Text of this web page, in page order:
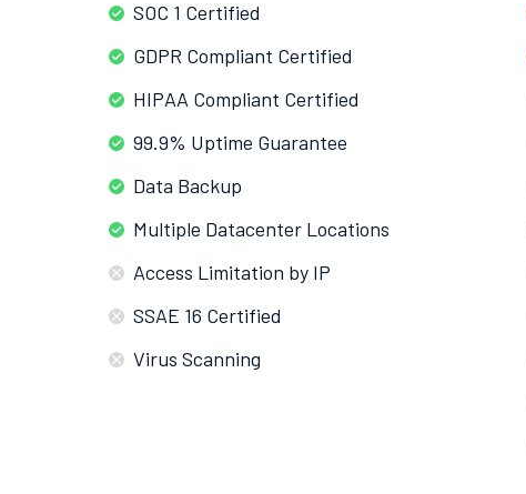
SOC 1 Certified
GDPR Compliant Certified
HIPAA Compliant Certified
99.9% Uptime Guarantee
Data Backup
Multiple Datacenter Locations
Access Limitation by IP
SSAE 16 Certified
Virus Scanning